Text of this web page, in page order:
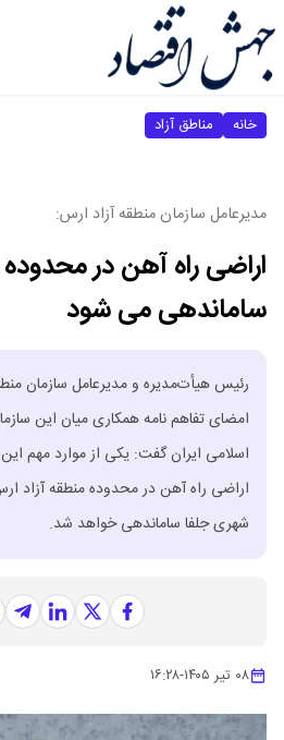
خانه مناطق آزاد
مدیرعامل سازمان منطقه آزاد ارس:
اراضی راه آهن در
ساماندهی می شود
رئیس هیأت‌مدیره و مدیرعامل سازمان
امضای تفاهم نامه همکاری میان این
اسلامی ایران گفت: یکی از موارد مهم
اراضی راه آهن در محدوده منطقه آزاد
شهری جلفا ساماندهی خواهد شد.
۰۸ تیر ۱۴۰۵ -۱۶:۲۸